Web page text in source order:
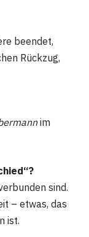
beendet,
Rückzug,
im
sind.
– etwas, das
ist.